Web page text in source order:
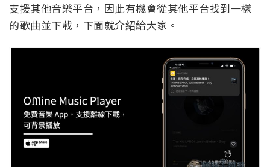
支援其他音樂平台，因此有機會從其他平台找到一樣
的歌曲並下載，下面就介紹給大家。